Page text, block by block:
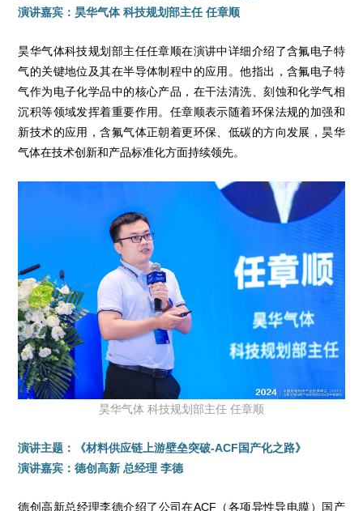
演讲嘉宾：昊华气体 科技规划部主任 任章顺
昊华气体科技规划部主任任章顺在演讲中详细介绍了含氟电子特
气的关键地位及其在半导体制程中的应用。他指出，含氟电子特
气作为电子化学品中的核心产品，在干法清洗、刻蚀和化学气相
沉积等领域发挥着重要作用。任章顺表示随着环保法规的加强和
新技术的应用，含氟气体正朝着更环保、低碳的方向发展，昊华
气体在技术创新和产品标准化方面持续领先。
昊华气体 科技规划部主任 任章顺
演讲主题：《材料供应链上游壁垒突破-ACF国产化之路》
演讲嘉宾：德创高新 总经理 李德
德创高新总经理李德介绍了公司在ACF（各项异性导电膜）国产